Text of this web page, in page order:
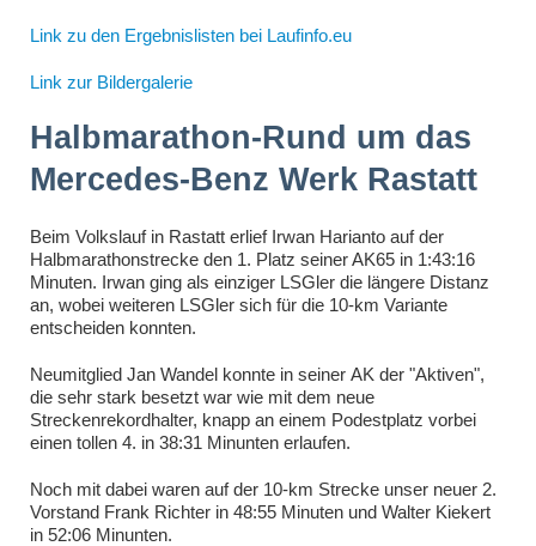
Link zu den Ergebnislisten bei Laufinfo.eu
Link zur Bildergalerie
Halbmarathon-Rund um das
Mercedes-Benz Werk Rastatt
Beim Volkslauf in Rastatt erlief Irwan Harianto auf der
Halbmarathonstrecke den 1. Platz seiner AK65 in 1:43:16
Minuten. Irwan ging als einziger LSGler die längere Distanz
an, wobei weiteren LSGler sich für die 10-km Variante
entscheiden konnten.
Neumitglied Jan Wandel konnte in seiner AK der "Aktiven",
die sehr stark besetzt war wie mit dem neue
Streckenrekordhalter, knapp an einem Podestplatz vorbei
einen tollen 4. in 38:31 Minunten erlaufen.
Noch mit dabei waren auf der 10-km Strecke unser neuer 2.
Vorstand Frank Richter in 48:55 Minuten und Walter Kiekert
in 52:06 Minunten.